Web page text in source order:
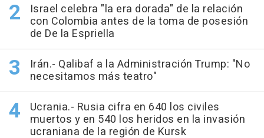
Israel celebra "la era dorada" de la relación
con Colombia antes de la toma de posesión
de De la Espriella
Irán.- Qalibaf a la Administración Trump: "No
necesitamos más teatro"
Ucrania.- Rusia cifra en 640 los civiles
muertos y en 540 los heridos en la invasión
ucraniana de la región de Kursk